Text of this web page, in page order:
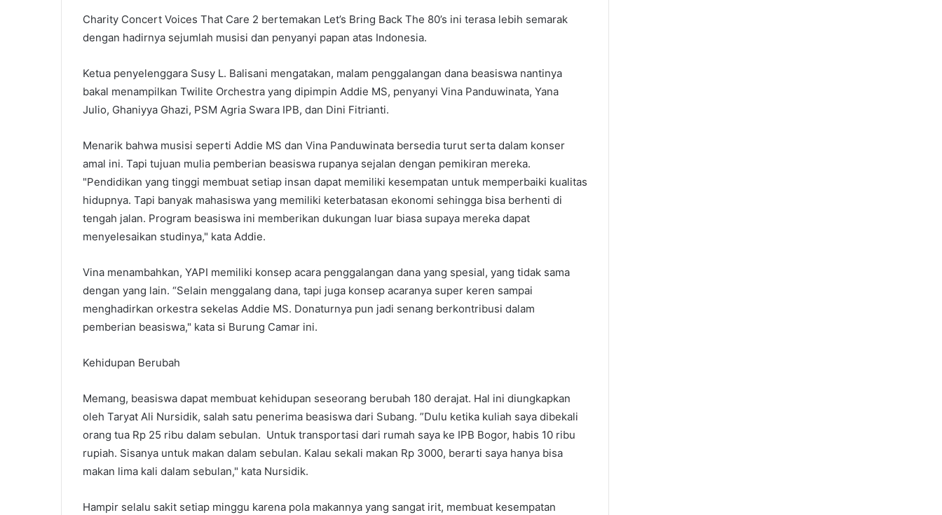
Charity Concert Voices That Care 2 bertemakan Let’s Bring Back The 80’s ini terasa lebih semarak
dengan hadirnya sejumlah musisi dan penyanyi papan atas Indonesia.
Ketua penyelenggara Susy L. Balisani mengatakan, malam penggalangan dana beasiswa nantinya
bakal menampilkan Twilite Orchestra yang dipimpin Addie MS, penyanyi Vina Panduwinata, Yana
Julio, Ghaniyya Ghazi, PSM Agria Swara IPB, dan Dini Fitrianti.
Menarik bahwa musisi seperti Addie MS dan Vina Panduwinata bersedia turut serta dalam konser
amal ini. Tapi tujuan mulia pemberian beasiswa rupanya sejalan dengan pemikiran mereka.
"Pendidikan yang tinggi membuat setiap insan dapat memiliki kesempatan untuk memperbaiki kualitas
hidupnya. Tapi banyak mahasiswa yang memiliki keterbatasan ekonomi sehingga bisa berhenti di
tengah jalan. Program beasiswa ini memberikan dukungan luar biasa supaya mereka dapat
menyelesaikan studinya," kata Addie.
Vina menambahkan, YAPI memiliki konsep acara penggalangan dana yang spesial, yang tidak sama
dengan yang lain. “Selain menggalang dana, tapi juga konsep acaranya super keren sampai
menghadirkan orkestra sekelas Addie MS. Donaturnya pun jadi senang berkontribusi dalam
pemberian beasiswa," kata si Burung Camar ini.
Kehidupan Berubah
Memang, beasiswa dapat membuat kehidupan seseorang berubah 180 derajat. Hal ini diungkapkan
oleh Taryat Ali Nursidik, salah satu penerima beasiswa dari Subang. ”Dulu ketika kuliah saya dibekali
orang tua Rp 25 ribu dalam sebulan. Untuk transportasi dari rumah saya ke IPB Bogor, habis 10 ribu
rupiah. Sisanya untuk makan dalam sebulan. Kalau sekali makan Rp 3000, berarti saya hanya bisa
makan lima kali dalam sebulan," kata Nursidik.
Hampir selalu sakit setiap minggu karena pola makannya yang sangat irit, membuat kesempatan